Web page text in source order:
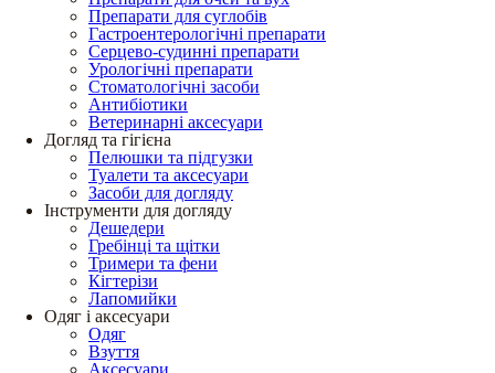
Препарати для суглобів
Гастроентерологічні препарати
Серцево-судинні препарати
Урологічні препарати
Стоматологічні засоби
Антибіотики
Ветеринарні аксесуари
Догляд та гігієна
Пелюшки та підгузки
Туалети та аксесуари
Засоби для догляду
Інструменти для догляду
Дешедери
Гребінці та щітки
Тримери та фени
Кігтерізи
Лапомийки
Одяг і аксесуари
Одяг
Взуття
Аксесуари